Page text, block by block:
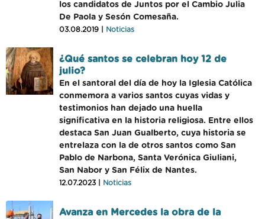
los candidatos de Juntos por el Cambio Julia
De Paola y Sesón Comesaña.
03.08.2019 | Noticias
¿Qué santos se celebran hoy 12 de
julio?
En el santoral del día de hoy la Iglesia Católica
conmemora a varios santos cuyas vidas y
testimonios han dejado una huella
significativa en la historia religiosa. Entre ellos
destaca San Juan Gualberto, cuya historia se
entrelaza con la de otros santos como San
Pablo de Narbona, Santa Verónica Giuliani,
San Nabor y San Félix de Nantes.
12.07.2023 | Noticias
Avanza en Mercedes la obra de la